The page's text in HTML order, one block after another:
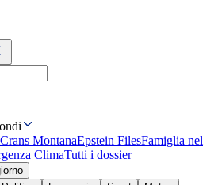
Crans MontanaEpstein FilesFamiglia nel
ClimaTutti i dossier